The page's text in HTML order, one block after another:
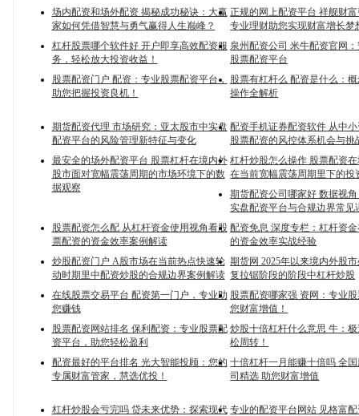
场内配资和场外配资 揭秘成功秘诀：大赢
家如何凭借智慧与勇气赢得人生巅峰？
正规的网上配资平台 祥舰财
专业理财助您实现财富增长梦
杠杆股票哪个软件好 开户即享高效配资服
务，轻松放大投资收益！
泉州配资公司 米牛配资官网
股票配资平台
股票配资门户 配资：专业股票配资平台，
助您把握投资良机！
股票有杠杆么 配资是什么：
操作全解析
期货配资代理 市场研究：亚太股市中实盘
配资平台的风险管理新特征与变化
配资手机证券配资软件 从中
股票配资的风控体系机会与挑
最安全的场外配资平台 股票杠杆在境内外
股市面对宽幅震荡周期的市场环境下的数
据观察
杠杆炒股怎么操作 股票配资
在当前宽幅震荡周期里下的投
期货配资公司哪家好 数据视
实盘配资平台与合规边界常见
股票配资怎么配 从杠杆资金使用视角看股
票配资的资金效率案例解读
配资免息 深度专栏：杠杆资
的资金效率实战经验
炒股配资门户 A股市场在当前热点快速轮
动时期里中配资炒股的合规边界案例解读
期货网 2025年以来境内外股
复拉锯阶段的阶段中杠杆炒股
在线股票交易平台 配资第一门户，专业助
您赚钱
股票配资哪家强 资网：专业
您财富增值！
股票配资网站排名 保利配资：专业股票配
资平台，助您轻松盈利
炒股十倍杠杆什么意思 牛：
松周转！
配资最好的平台排名 光大智能投顾：您的
专属财富管家，慧选优投！
十倍杠杆一月能赚十倍吗 全
司精选 助您财富增值
杠杆炒股会亏完吗 贷未来优势：探索现代 专业的配资平台网站 见格富